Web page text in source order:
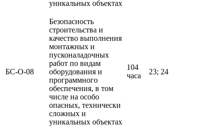
уникальных объектах
БС-О-08
Безопасность
строительства и
качество выполнения
монтажных и
пусконаладочных
работ по видам
оборудования и
программного
обеспечения, в том
числе на особо
опасных, технически
сложных и
уникальных объектах
104
часа
23; 24